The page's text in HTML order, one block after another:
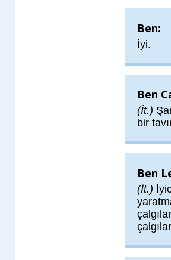
Ben:
İyi.
Ben
(İt.)
bir
Ben
(İt.)